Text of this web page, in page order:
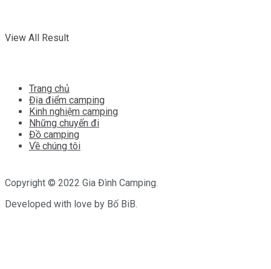
View All Result
Trang chủ
Địa điểm camping
Kinh nghiệm camping
Những chuyến đi
Đồ camping
Về chúng tôi
Copyright © 2022 Gia Đình Camping.
Developed with love by Bố BiB.